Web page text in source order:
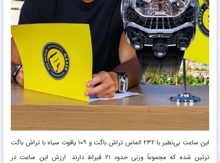
این ساعت بی‌نظیر با ۲۳۲ الماس تراش باگت و ۱۰۹ یاقوت سیاه با تراش باگت
تزئین شده که مجموعاً وزنی حدود ۲۱ قیراط دارند. ارزش این ساعت در